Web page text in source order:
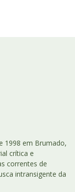
1998 em Brumado,
crítica e
correntes de
intransigente da